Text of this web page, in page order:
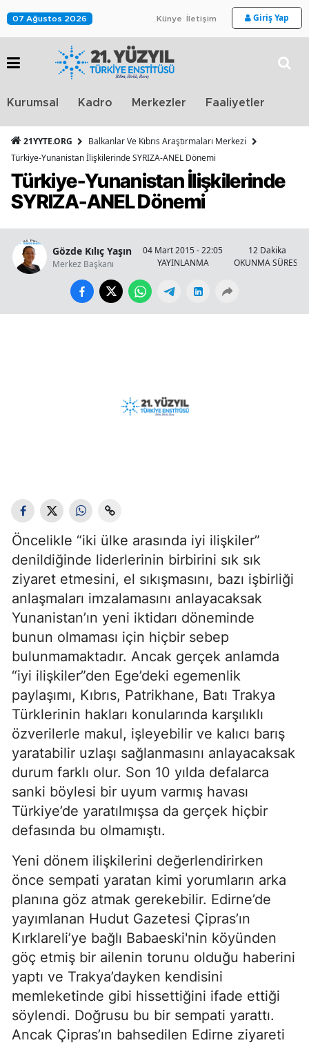
07 Ağustos 2026 Künye İletişim Giriş Yap
Kurumsal Kadro Merkezler Faaliyetler
21YYTE.ORG
Balkanlar Ve Kıbrıs Araştırmaları Merkezi
Türkiye-Yunanistan İlişkilerinde SYRIZA-ANEL Dönemi
Türkiye-Yunanistan İlişkilerinde
SYRIZA-ANEL Dönemi
Gözde Kılıç Yaşın
Merkez Başkanı
04 Mart 2015 - 22:05
YAYINLANMA
12 Dakika
OKUNMA SÜRESİ
Öncelikle “iki ülke arasında iyi ilişkiler”
denildiğinde liderlerinin birbirini sık sık
ziyaret etmesini, el sıkışmasını, bazı işbirliği
anlaşmaları imzalamasını anlayacaksak
Yunanistan’ın yeni iktidarı döneminde
bunun olmaması için hiçbir sebep
bulunmamaktadır. Ancak gerçek anlamda
“iyi ilişkiler”den Ege’deki egemenlik
paylaşımı, Kıbrıs, Patrikhane, Batı Trakya
Türklerinin hakları konularında karşılıklı
özverilerle makul, işleyebilir ve kalıcı barış
yaratabilir uzlaşı sağlanmasını anlayacaksak
durum farklı olur. Son 10 yılda defalarca
sanki böylesi bir uyum varmış havası
Türkiye’de yaratılmışsa da gerçek hiçbir
defasında bu olmamıştı.
Yeni dönem ilişkilerini değerlendirirken
önce sempati yaratan kimi yorumların arka
planına göz atmak gerekebilir. Edirne’de
yayımlanan Hudut Gazetesi Çipras’ın
Kırklareli’ye bağlı Babaeski'nin köyünden
göç etmiş bir ailenin torunu olduğu haberini
yaptı ve Trakya’dayken kendisini
memleketinde gibi hissettiğini ifade ettiği
söylendi. Doğrusu bu bir sempati yarattı.
Ancak Çipras’ın bahsedilen Edirne ziyareti